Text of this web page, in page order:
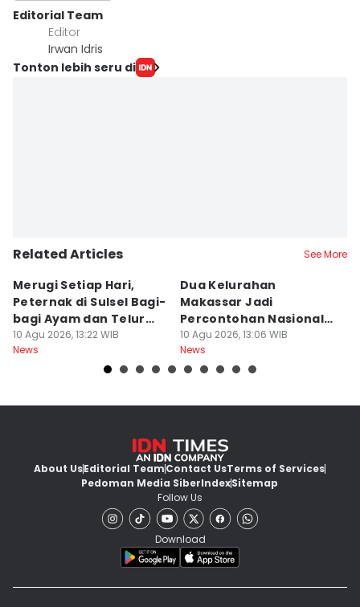
Editorial Team
Editor
Irwan Idris
Tonton lebih seru di
Related Articles See More
Merugi Setiap Hari,
Peternak di Sulsel Bagi-
bagi Ayam dan Telur
Gratis
10 Agu 2026, 13:22 WIB
News
Dua Kelurahan
Makassar Jadi
Percontohan Nasional
Sadar HAM
10 Agu 2026, 13:06 WIB
News
About UsEditorial TeamContact UsTerms of Services
Pedoman Media SiberIndexSitemap
Follow Us
Download